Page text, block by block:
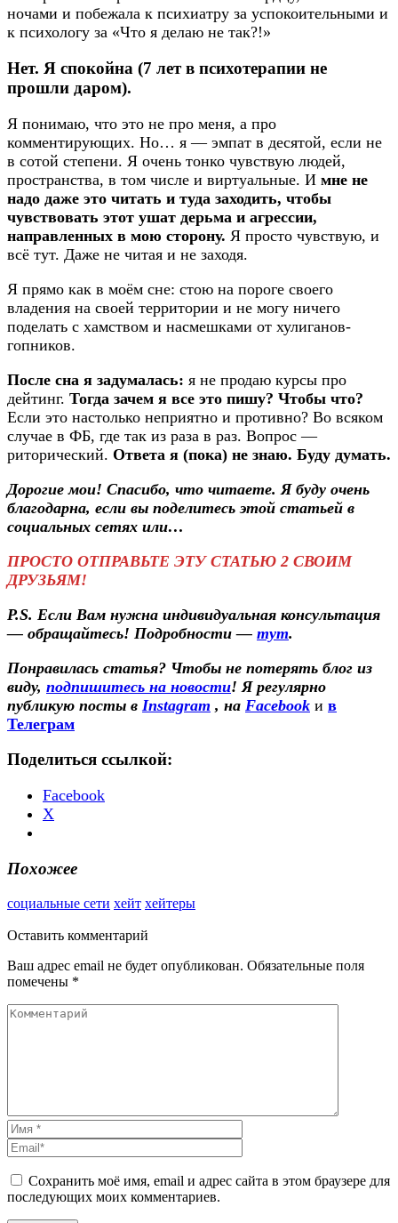
ночами и побежала к психиатру за успокоительными и
к психологу за «Что я делаю не так?!»
Нет. Я спокойна (7 лет в психотерапии не
прошли даром).
Я понимаю, что это не про меня, а про
комментирующих. Но… я — эмпат в десятой, если не
в сотой степени. Я очень тонко чувствую людей,
пространства, в том числе и виртуальные. И мне не
надо даже это читать и туда заходить, чтобы
чувствовать этот ушат дерьма и агрессии,
направленных в мою сторону. Я просто чувствую, и
всё тут. Даже не читая и не заходя.
Я прямо как в моём сне: стою на пороге своего
владения на своей территории и не могу ничего
поделать с хамством и насмешками от хулиганов-
гопников.
После сна я задумалась: я не продаю курсы про
дейтинг. Тогда зачем я все это пишу? Чтобы что?
Если это настолько неприятно и противно? Во всяком
случае в ФБ, где так из раза в раз. Вопрос —
риторический. Ответа я (пока) не знаю. Буду думать.
Дорогие мои! Спасибо, что читаете. Я буду очень
благодарна, если вы поделитесь этой статьей в
социальных сетях или…
ПРОСТО ОТПРАВЬТЕ ЭТУ СТАТЬЮ 2 СВОИМ
ДРУЗЬЯМ!
P.S. Если Вам нужна индивидуальная консультация
— обращайтесь! Подробности — тут.
Понравилась статья? Чтобы не потерять блог из
виду, подпишитесь на новости! Я регулярно
публикую посты в Instagram , на Facebook и в
Телеграм
Поделиться ссылкой:
Facebook
X
Похожее
социальные сети хейт хейтеры
Оставить комментарий
Ваш адрес email не будет опубликован. Обязательные поля
помечены *
Сохранить моё имя, email и адрес сайта в этом браузере для
последующих моих комментариев.